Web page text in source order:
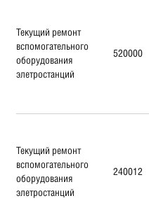
Текущий ремонт
вспомогательного
оборудования
элетростанций
520000
Текущий ремонт
вспомогательного
оборудования
элетростанций
240012